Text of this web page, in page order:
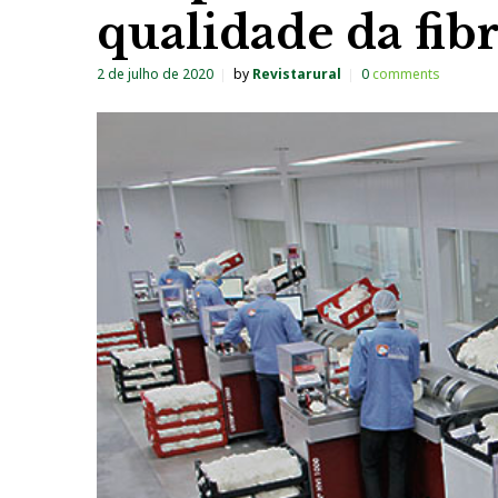
qualidade da
2 de julho de 2020 by Revistarural 0comments